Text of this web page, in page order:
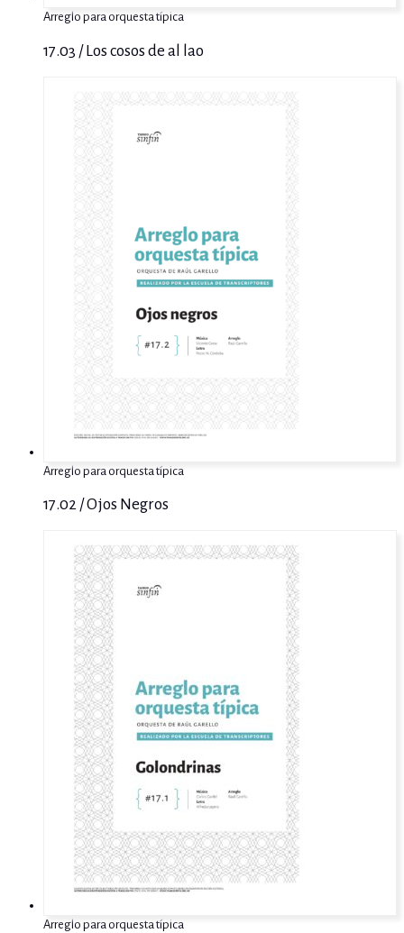
Arreglo para orquesta típica
17.03 / Los cosos de al lao
Arreglo para orquesta típica
17.02 / Ojos Negros
Arreglo para orquesta típica